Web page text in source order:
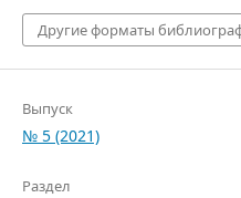
Другие форматы
Выпуск
№ 5 (2021)
Раздел